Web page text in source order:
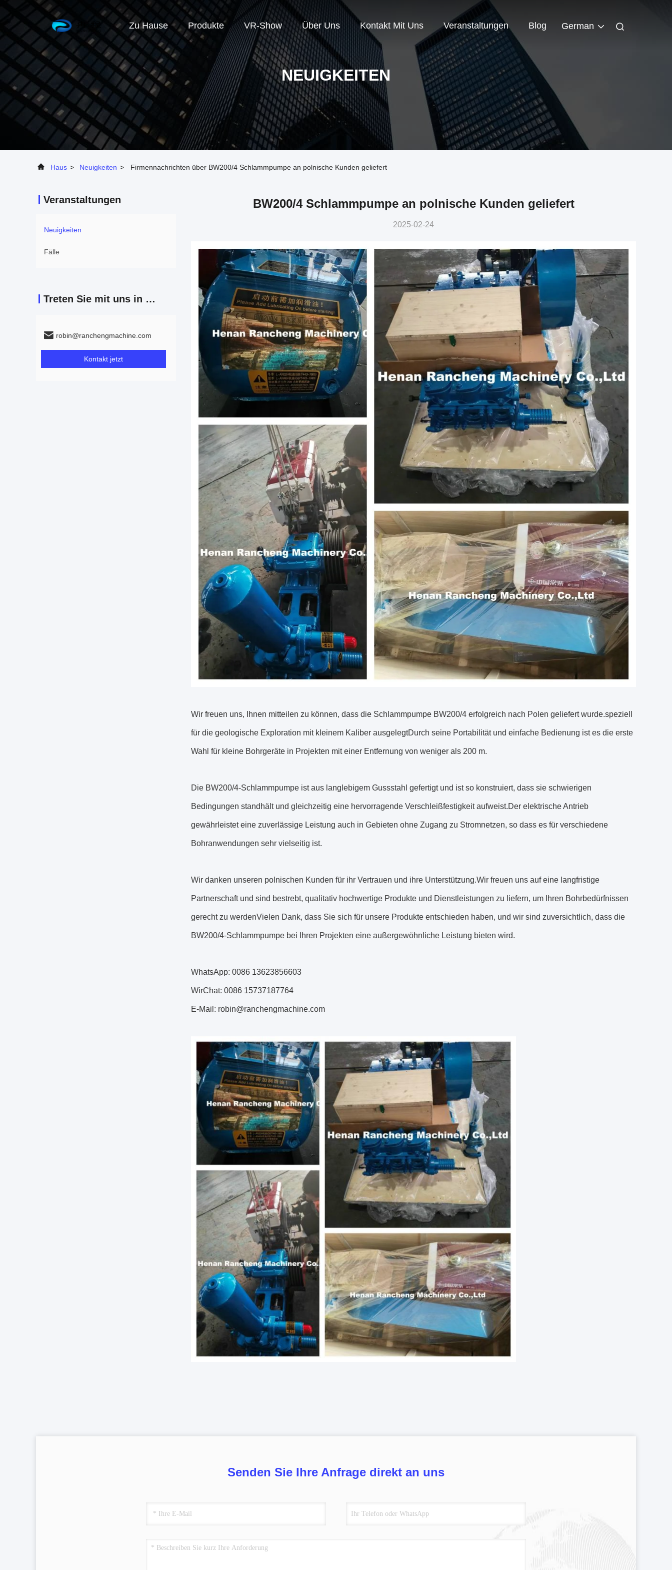
Zu Hause Produkte VR-Show Über Uns Kontakt Mit Uns Veranstaltungen Blog German
NEUIGKEITEN
Haus > Neuigkeiten > Firmennachrichten über BW200/4 Schlammpumpe an polnische Kunden geliefert
Veranstaltungen
Neuigkeiten
Fälle
Treten Sie mit uns in Verbindung
robin@ranchengmachine.com
Kontakt jetzt
BW200/4 Schlammpumpe an polnische Kunden geliefert
2025-02-24
Wir freuen uns, Ihnen mitteilen zu können, dass die Schlammpumpe BW200/4 erfolgreich nach Polen geliefert wurde.speziell
für die geologische Exploration mit kleinem Kaliber ausgelegtDurch seine Portabilität und einfache Bedienung ist es die erste
Wahl für kleine Bohrgeräte in Projekten mit einer Entfernung von weniger als 200 m.
Die BW200/4-Schlammpumpe ist aus langlebigem Gussstahl gefertigt und ist so konstruiert, dass sie schwierigen
Bedingungen standhält und gleichzeitig eine hervorragende Verschleißfestigkeit aufweist.Der elektrische Antrieb
gewährleistet eine zuverlässige Leistung auch in Gebieten ohne Zugang zu Stromnetzen, so dass es für verschiedene
Bohranwendungen sehr vielseitig ist.
Wir danken unseren polnischen Kunden für ihr Vertrauen und ihre Unterstützung.Wir freuen uns auf eine langfristige
Partnerschaft und sind bestrebt, qualitativ hochwertige Produkte und Dienstleistungen zu liefern, um Ihren Bohrbedürfnissen
gerecht zu werdenVielen Dank, dass Sie sich für unsere Produkte entschieden haben, und wir sind zuversichtlich, dass die
BW200/4-Schlammpumpe bei Ihren Projekten eine außergewöhnliche Leistung bieten wird.
WhatsApp: 0086 13623856603
WirChat: 0086 15737187764
E-Mail: robin@ranchengmachine.com
Senden Sie Ihre Anfrage direkt an uns